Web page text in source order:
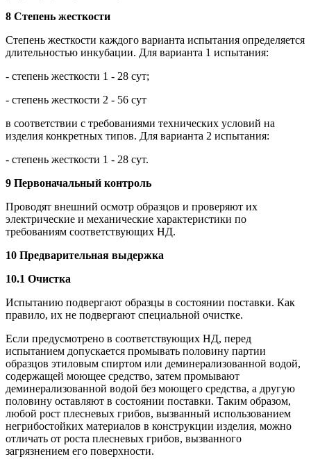
8 Степень жесткости
Степень жесткости каждого варианта испытания определяется
длительностью инкубации. Для варианта 1 испытания:
- степень жесткости 1 - 28 сут;
- степень жесткости 2 - 56 сут
в соответствии с требованиями технических условий на
изделия конкретных типов. Для варианта 2 испытания:
- степень жесткости 1 - 28 сут.
9 Первоначальный контроль
Проводят внешний осмотр образцов и проверяют их
электрические и механические характеристики по
требованиям соответствующих НД.
10 Предварительная выдержка
10.1 Очистка
Испытанию подвергают образцы в состоянии поставки. Как
правило, их не подвергают специальной очистке.
Если предусмотрено в соответствующих НД, перед
испытанием допускается промывать половину партии
образцов этиловым спиртом или деминерализованной водой,
содержащей моющее средство, затем промывают
деминерализованной водой без моющего средства, а другую
половину оставляют в состоянии поставки. Таким образом,
любой рост плесневых грибов, вызванный использованием
негрибостойких материалов в конструкции изделия, можно
отличать от роста плесневых грибов, вызванного
загрязнением его поверхности.